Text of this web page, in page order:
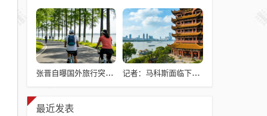
张晋自曝国外旅行突发心脏病险丧命 记者：马科斯面临下台危机
最近发表